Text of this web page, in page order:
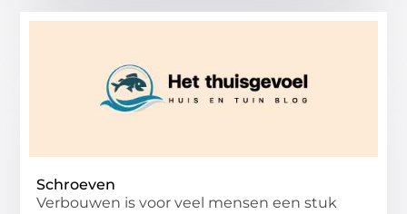
Schroeven
Verbouwen is voor veel mensen een stuk